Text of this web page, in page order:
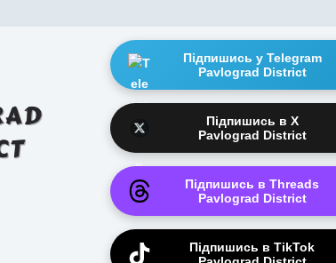
Підпишись у Telegram
Pavlograd District
Підпишись в X
Pavlograd District
Підпишись в Threads
Pavlograd District
Підпишись в TikTok